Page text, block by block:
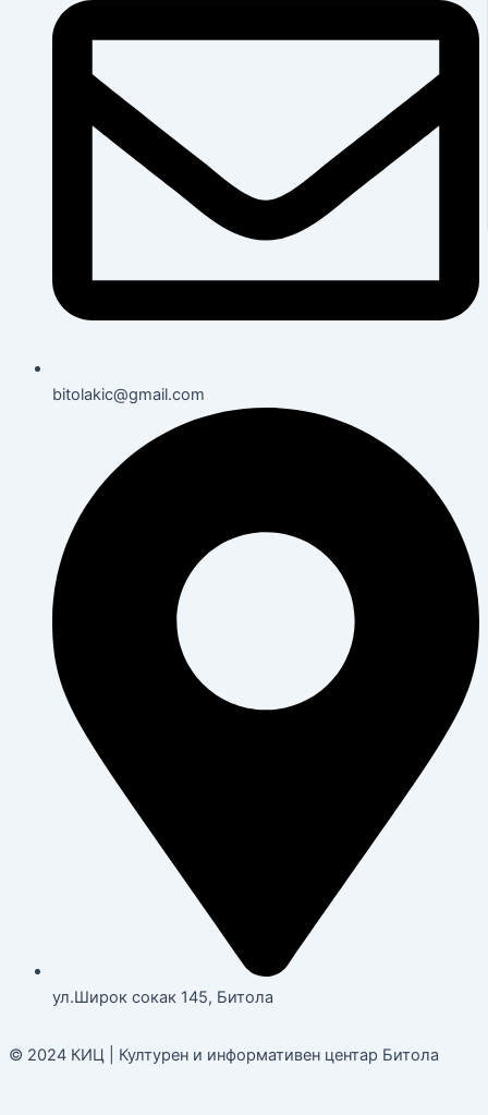
bitolakic@gmail.com
ул.Широк сокак 145, Битола
© 2024 КИЦ | Културен и информативен центар Битола